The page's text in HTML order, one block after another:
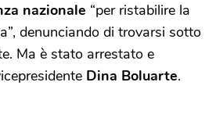
nazionale “per ristabilire la
denunciando di trovarsi sotto
Ma è stato arrestato e
Dina Boluarte.